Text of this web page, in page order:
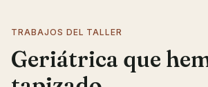
TRABAJOS DEL TALLER
Geriátrica que